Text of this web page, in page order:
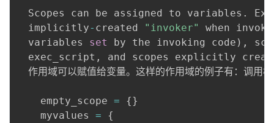
  Scopes can be assigned to variables
.
  implicitly
- created "invoker"
when
  variables
set by the invoking code ) ,
  exec_script
,
and scopes explicitly
作用域可以赋值给变量。这样的作用域的例子有：调用
    empty_scope
= {}
    myvalues
=
{